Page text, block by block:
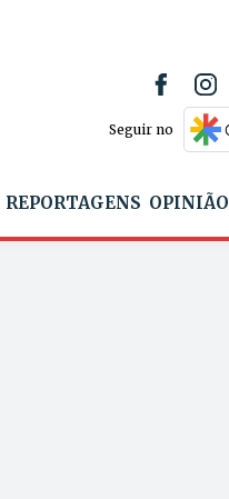
Seguir no
REPORTAGENS OPINIÃO